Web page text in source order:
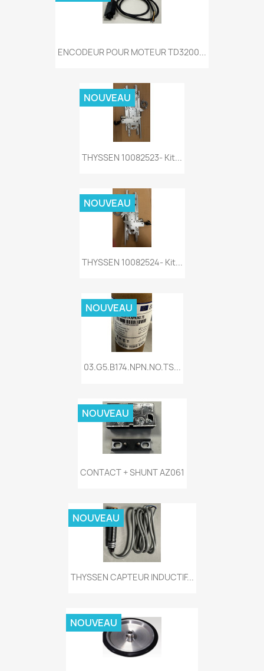
ENCODEUR POUR MOTEUR TD3200...
THYSSEN 10082523- Kit...
NOUVEAU
THYSSEN 10082524- Kit...
NOUVEAU
03.G5.B174.NPN.NO.TS...
NOUVEAU
CONTACT + SHUNT AZ061
NOUVEAU
THYSSEN CAPTEUR INDUCTIF...
NOUVEAU
NOUVEAU